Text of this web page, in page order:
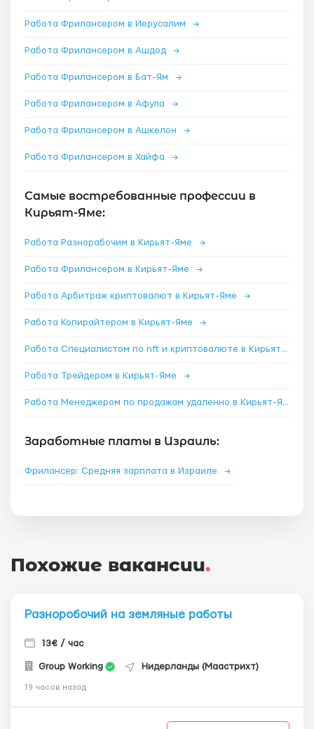
Работа Фрилансером в Иерусалим →
Работа Фрилансером в Ашдод →
Работа Фрилансером в Бат-Ям →
Работа Фрилансером в Афула →
Работа Фрилансером в Ашкелон →
Работа Фрилансером в Хайфа →
Самые востребованные профессии в
Кирьят-Яме:
Работа Разнорабочим в Кирьят-Яме →
Работа Фрилансером в Кирьят-Яме →
Работа Арбитраж криптовалют в Кирьят-Яме →
Работа Копирайтером в Кирьят-Яме →
Работа Специалистом по nft и криптовалюте в Кирьят-Яме
Работа Трейдером в Кирьят-Яме →
Работа Менеджером по продажам удаленно в Кирьят-Яме
Заработные платы в Израиль:
Фрилансер: Средняя зарплата в Израиле →
Похожие вакансии.
Разноробочий на земляные работы
13€ / час
Group Working Нидерланды (Маастрихт)
19 часов назад